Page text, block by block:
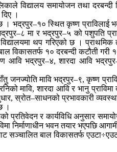
विद्यालय समायोजन तथा
।
छ । भद्रपुर–१० स्थित कृष्ण
मा र भद्रपुर–५ को पशुपति
थप गरिएको छ ।
विकासतर्फ १० दरबन्दी कटौती गरी
आवि भद्रपुर–४, शारदा आवि
मावि भद्रपुर–९, कृष्ण
मावि, शारदा आवि र भानु
स्रोत–साधनको प्रभावकारी
।
प्रतिवेदन र कार्यविधि अनुसार
निर्माणाधीन भवन तयार भएपछि
सञ्चालित बाल विकासतर्फ